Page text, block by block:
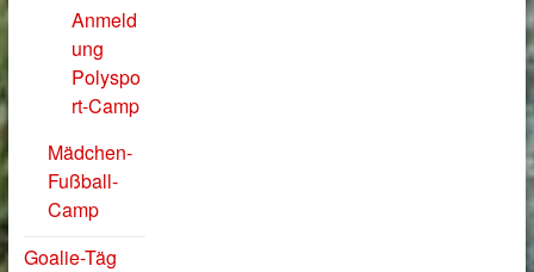
Anmeld
ung
Polyspo
rt-Camp
Mädchen-
Fußball-
Camp
Goalie-Täg